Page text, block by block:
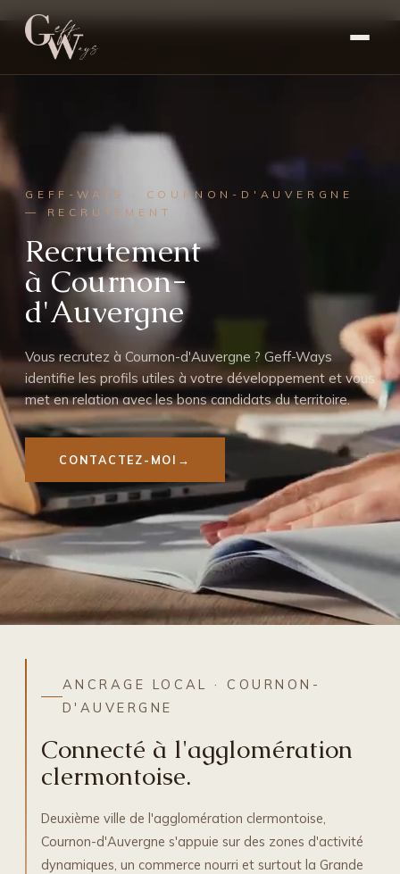
GEFF-WAYS · COURNON-D'AUVERGNE
— RECRUTEMENT
Recrutement
à Cournon-
d'Auvergne
Vous recrutez à Cournon-d'Auvergne ? Geff-Ways
identifie les profils utiles à votre développement et vous
met en relation avec les bons candidats du territoire.
CONTACTEZ-MOI
ANCRAGE LOCAL · COURNON-
D'AUVERGNE
Connecté à l'agglomération
clermontoise.
Deuxième ville de l'agglomération clermontoise,
Cournon-d'Auvergne s'appuie sur des zones d'activité
dynamiques, un commerce nourri et surtout la Grande